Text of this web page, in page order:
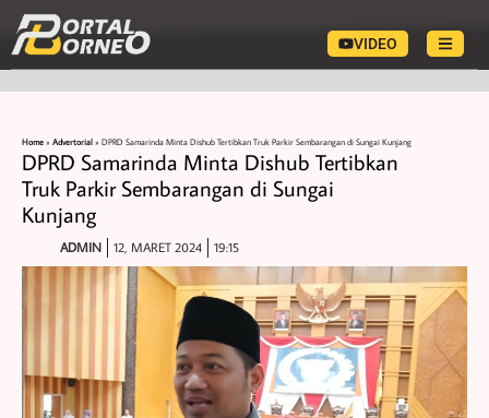
VIDEO
Home » Advertorial » DPRD Samarinda Minta Dishub Tertibkan Truk Parkir Sembarangan di Sungai Kunjang
DPRD Samarinda Minta Dishub Tertibkan
Truk Parkir Sembarangan di Sungai
Kunjang
ADMIN 12, MARET 2024 19:15